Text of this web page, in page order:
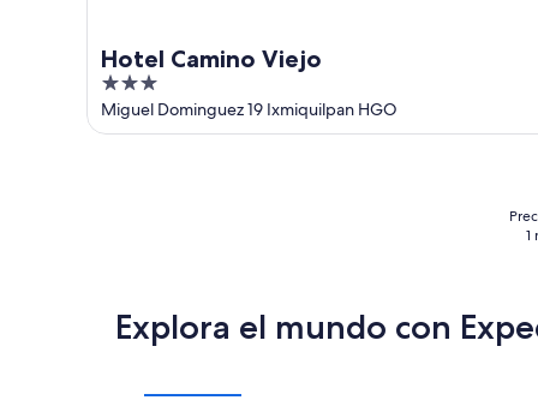
Hotel Camino Viejo
3
out
of
Miguel Dominguez 19 Ixmiquilpan HGO
1
Explora el mundo con